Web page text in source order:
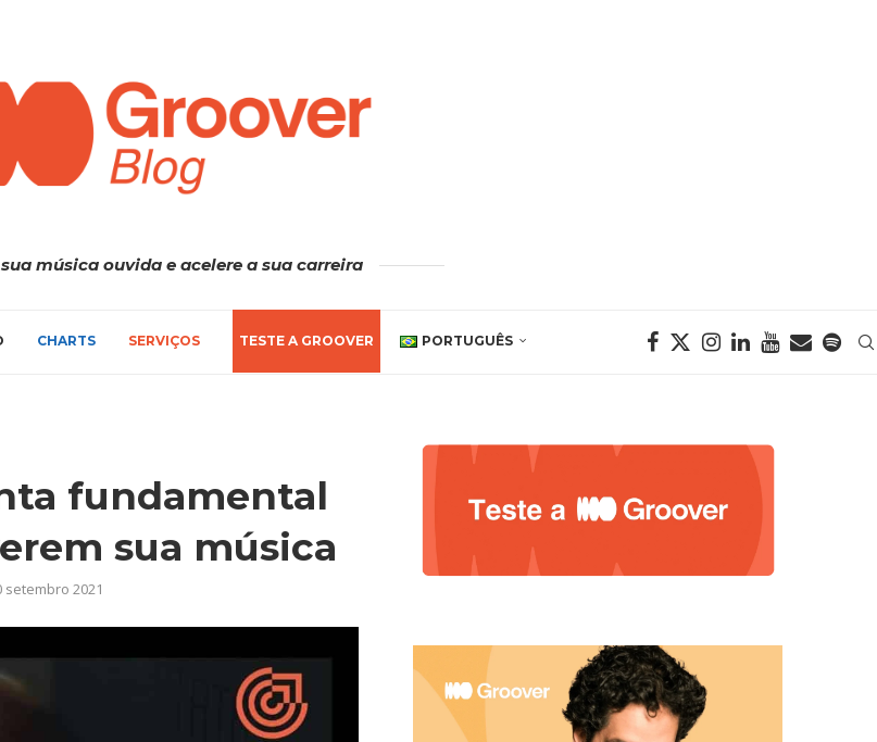
sua música ouvida e acelere a sua carreira
CHARTS SERVIÇOS TESTE A GROOVER PORTUGUÊS
fundamental
sua música
setembro 2021